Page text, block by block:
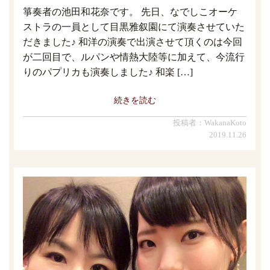
箏奏者の池田和花奈です。 先日、なでしこオーケ
ストラの一員として目黒雅叙園にて演奏させていた
だきました♪ 和洋の演奏で出演させて頂くのは今回
が二回目で、ルパンや情熱大陸等に加えて、今流行
りのパプリカも演奏しました♪ 和楽 […]
続きを読む
投稿者：WakanaKoto
2019.11.26